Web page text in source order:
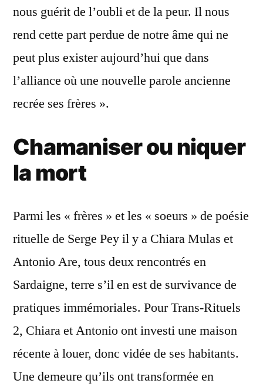
nous guérit de l’oubli et de la peur. Il nous
rend cette part perdue de notre âme qui ne
peut plus exister aujourd’hui que dans
l’alliance où une nouvelle parole ancienne
recrée ses frères ».
Chamaniser ou niquer
la mort
Parmi les « frères » et les « soeurs » de poésie
rituelle de Serge Pey il y a Chiara Mulas et
Antonio Are, tous deux rencontrés en
Sardaigne, terre s’il en est de survivance de
pratiques immémoriales. Pour Trans-Rituels
2, Chiara et Antonio ont investi une maison
récente à louer, donc vidée de ses habitants.
Une demeure qu’ils ont transformée en